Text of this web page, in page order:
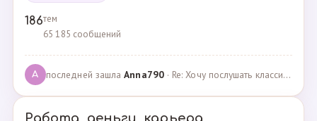
186тем
65 185 сообщений
A последней зашлаAnna790· Re: Хочу послушать классику · 22.03.2025
Работа, деньги, карьера